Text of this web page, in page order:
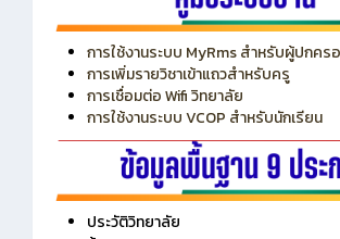
การใช้งานระบบ MyRms สำหรับผู้ปกครอง
การเพิ่มรายวิชาเข้าแถวสำหรับครู
การเชื่อมต่อ Wifi วิทยาลัย
การใช้งานระบบ VCOP สำหรับนักเรียน